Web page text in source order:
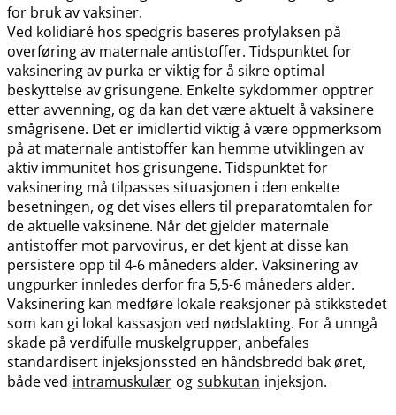
for bruk av vaksiner.
Ved kolidiaré hos spedgris baseres profylaksen på
overføring av maternale antistoffer. Tidspunktet for
vaksinering av purka er viktig for å sikre optimal
beskyttelse av grisungene. Enkelte sykdommer opptrer
etter avvenning, og da kan det være aktuelt å vaksinere
smågrisene. Det er imidlertid viktig å være oppmerksom
på at maternale antistoffer kan hemme utviklingen av
aktiv immunitet hos grisungene. Tidspunktet for
vaksinering må tilpasses situasjonen i den enkelte
besetningen, og det vises ellers til preparatomtalen for
de aktuelle vaksinene. Når det gjelder maternale
antistoffer mot parvovirus, er det kjent at disse kan
persistere opp til 4-6 måneders alder. Vaksinering av
ungpurker innledes derfor fra 5,5-6 måneders alder.
Vaksinering kan medføre lokale reaksjoner på stikkstedet
som kan gi lokal kassasjon ved nødslakting. For å unngå
skade på verdifulle muskelgrupper, anbefales
standardisert injeksjonssted en håndsbredd bak øret,
både ved intramuskulær og subkutan injeksjon.